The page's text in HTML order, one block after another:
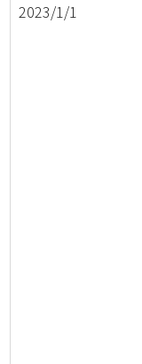
2023/1/1